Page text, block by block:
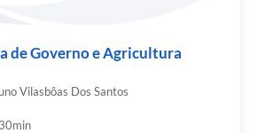
de Governo e Agricultura
Vilasbôas Dos Santos